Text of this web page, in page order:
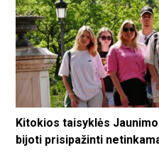
Kitokios taisyklės
bijoti prisipažinti